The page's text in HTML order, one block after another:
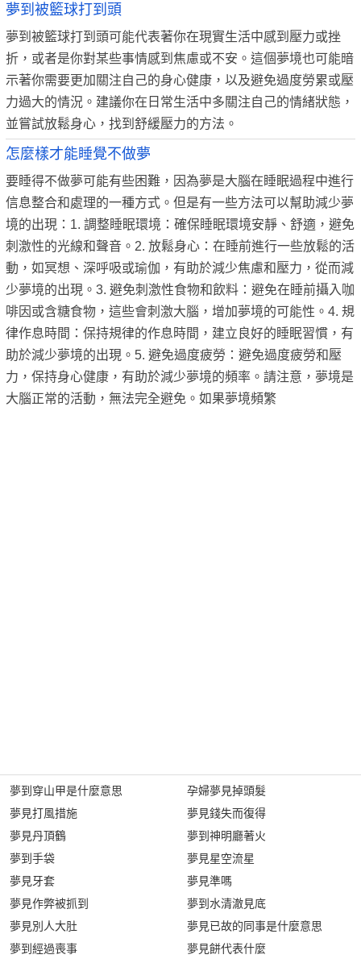
夢到被籃球打到頭
夢到被籃球打到頭可能代表著你在現實生活中感到壓力或挫
折，或者是你對某些事情感到焦慮或不安。這個夢境也可能暗
示著你需要更加關注自己的身心健康，以及避免過度勞累或壓
力過大的情況。建議你在日常生活中多關注自己的情緒狀態，
並嘗試放鬆身心，找到舒緩壓力的方法。
怎麼樣才能睡覺不做夢
要睡得不做夢可能有些困難，因為夢是大腦在睡眠過程中進行
信息整合和處理的一種方式。但是有一些方法可以幫助減少夢
境的出現：1. 調整睡眠環境：確保睡眠環境安靜、舒適，避免
刺激性的光線和聲音。2. 放鬆身心：在睡前進行一些放鬆的活
動，如冥想、深呼吸或瑜伽，有助於減少焦慮和壓力，從而減
少夢境的出現。3. 避免刺激性食物和飲料：避免在睡前攝入咖
啡因或含糖食物，這些會刺激大腦，增加夢境的可能性。4. 規
律作息時間：保持規律的作息時間，建立良好的睡眠習慣，有
助於減少夢境的出現。5. 避免過度疲勞：避免過度疲勞和壓
力，保持身心健康，有助於減少夢境的頻率。請注意，夢境是
大腦正常的活動，無法完全避免。如果夢境頻繁
夢到穿山甲是什麼意思
夢見打風措施
夢見丹頂鶴
夢到手袋
夢見牙套
夢見作弊被抓到
夢見別人大肚
夢到經過喪事
孕婦夢見掉頭髮
夢見錢失而復得
夢到神明廳著火
夢見星空流星
夢見準嗎
夢到水清澈見底
夢見已故的同事是什麼意思
夢見餅代表什麼